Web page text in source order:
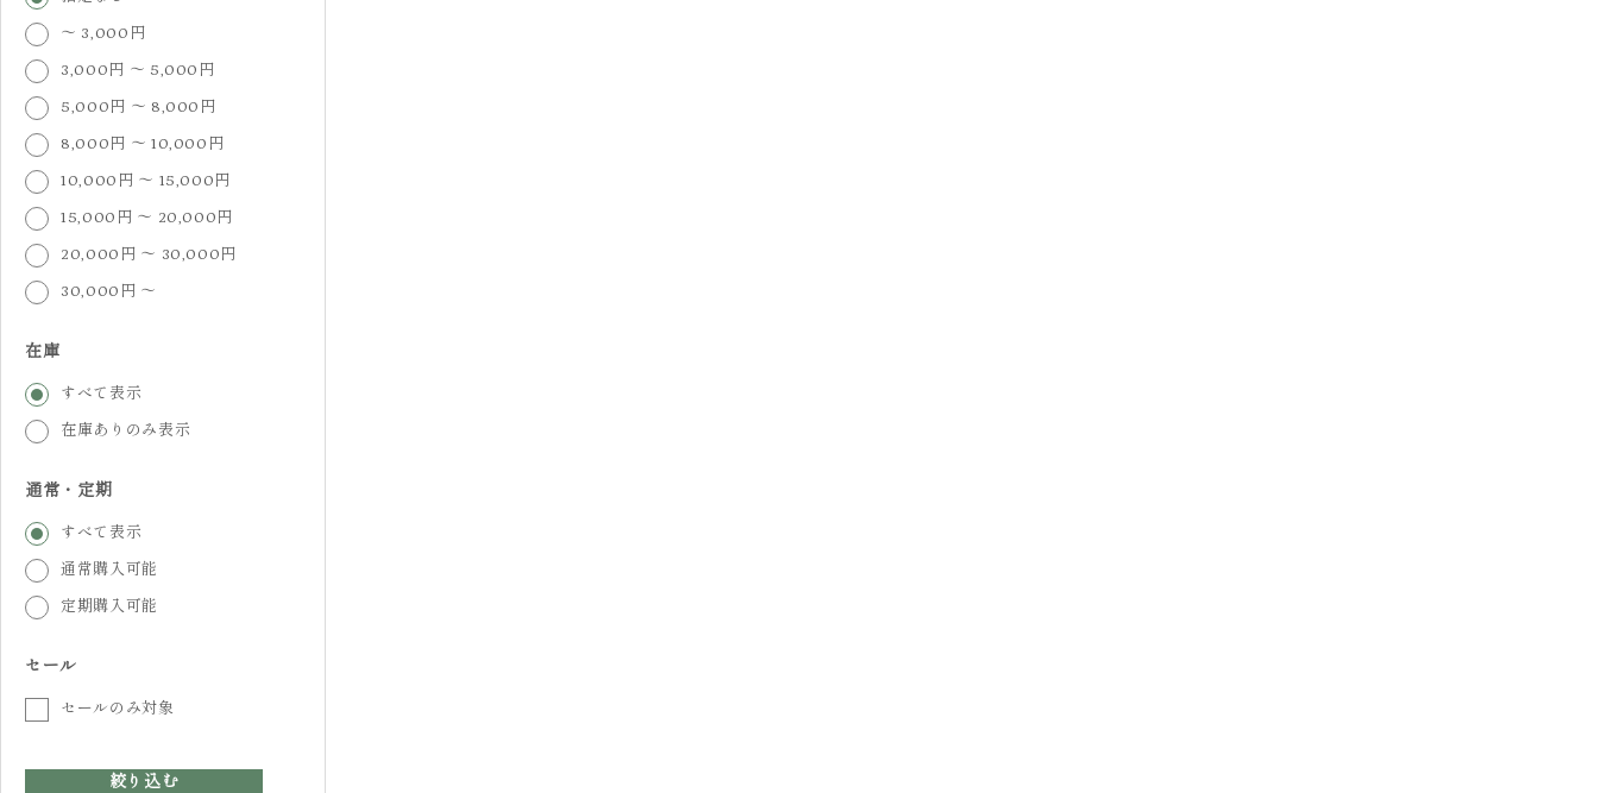
～ 3,000円
3,000円 ～ 5,000円
5,000円 ～ 8,000円
8,000円 ～ 10,000円
10,000円 ～ 15,000円
15,000円 ～ 20,000円
20,000円 ～ 30,000円
30,000円 ～
在庫
すべて表示
在庫ありのみ表示
通常・定期
すべて表示
通常購入可能
定期購入可能
セール
セールのみ対象
絞り込む